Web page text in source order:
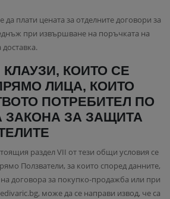
да плати цената за отделните договори за
при извършване на поръчката на
КОИТО СЕ
ЛИЦА, КОИТО
ПОТРЕБИТЕЛ ПО
ЗА ЗАЩИТА
раздел VII от тези общи условия се
Ползватели, за които според данните,
договора за покупко-продажба или при
може да се направи извод, че са